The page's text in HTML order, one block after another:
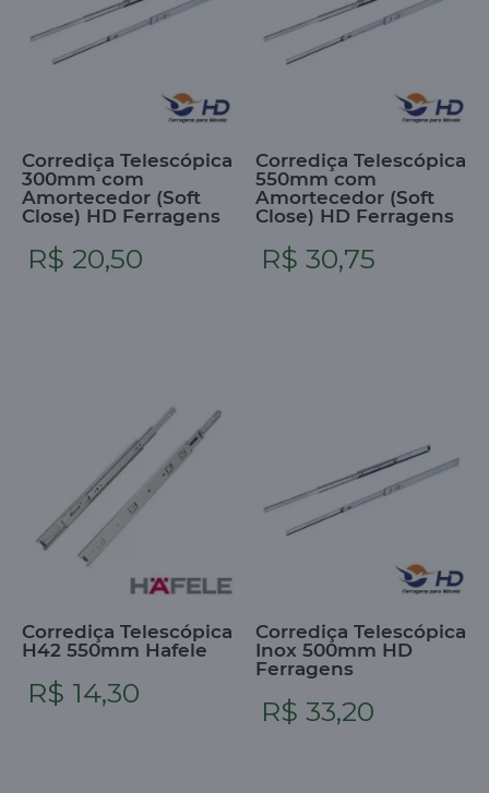
Corrediça Telescópica
300mm com
Amortecedor (Soft
Close) HD Ferragens
R$ 20,50
Corrediça Telescópica
550mm com
Amortecedor (Soft
Close) HD Ferragens
R$ 30,75
Corrediça Telescópica
H42 550mm Hafele
R$ 14,30
Corrediça Telescópica
Inox 500mm HD
Ferragens
R$ 33,20